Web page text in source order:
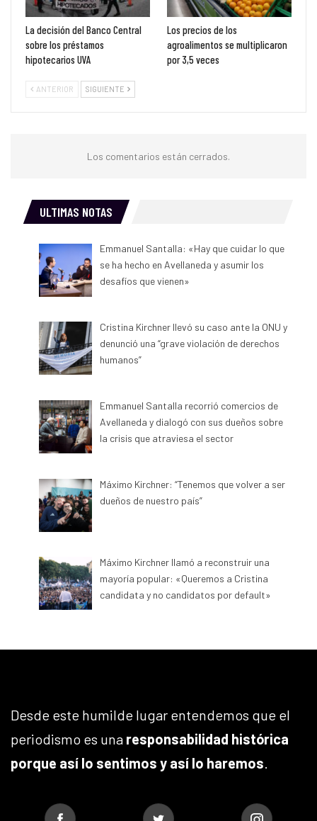
La decisión del Banco Central
sobre los préstamos
hipotecarios UVA
Los precios de los
agroalimentos se multiplicaron
por 3,5 veces
ANTERIOR SIGUIENTE
Los comentarios están cerrados.
ULTIMAS NOTAS
Emmanuel Santalla: «Hay que cuidar lo que
se ha hecho en Avellaneda y asumir los
desafíos que vienen»
Cristina Kirchner llevó su caso ante la ONU y
denunció una “grave violación de derechos
humanos”
Emmanuel Santalla recorrió comercios de
Avellaneda y dialogó con sus dueños sobre
la crisis que atraviesa el sector
Máximo Kirchner: “Tenemos que volver a ser
dueños de nuestro país”
Máximo Kirchner llamó a reconstruir una
mayoría popular: «Queremos a Cristina
candidata y no candidatos por default»
Desde este humilde lugar entendemos que el
periodismo es una responsabilidad histórica
porque así lo sentimos y así lo haremos.